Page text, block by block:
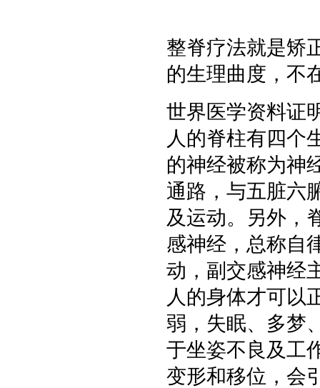
整脊疗法就是矫
的生理曲度，不
世界医学资料证
人的脊柱有四个
的神经被称为神
通路，与五脏六
及运动。另外，
感神经，总称自
动，副交感神经
人的身体才可以
弱，失眠、多梦
于坐姿不良及工
变形和移位，会